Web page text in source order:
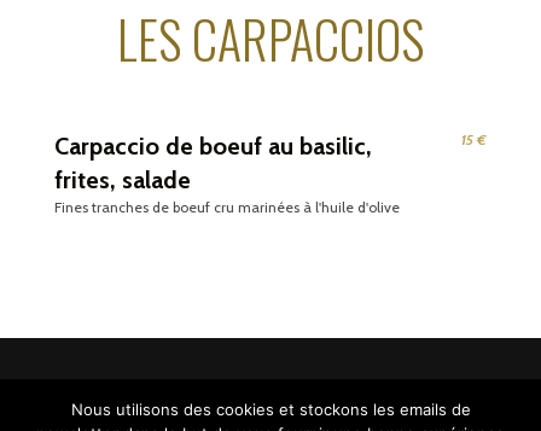
LES CARPACCIOS
Carpaccio de boeuf au basilic,
frites, salade
Fines tranches de boeuf cru marinées à l'huile d'olive
15 €
Nous utilisons des cookies et stockons les emails de